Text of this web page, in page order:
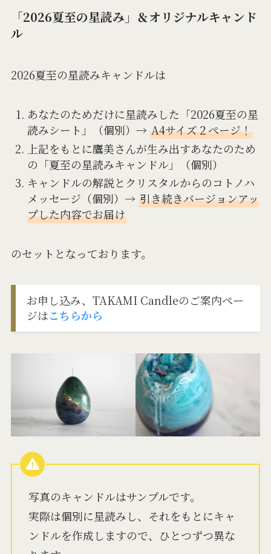
「2026夏至の星読み」＆オリジナルキャンド
ル
2026夏至の星読みキャンドルは
あなたのためだけに星読みした「2026夏至の星
読みシート」（個別）→ A4サイズ２ページ！
上記をもとに鷹美さんが生み出すあなたのため
の「夏至の星読みキャンドル」（個別）
キャンドルの解説とクリスタルからのコトノハ
メッセージ（個別）→ 引き続きバージョンアッ
プした内容でお届け
のセットとなっております。
お申し込み、TAKAMI Candleのご案内ペー
ジはこちらから
写真のキャンドルはサンプルです。
実際は個別に星読みし、それをもとにキャ
ンドルを作成しますので、ひとつずつ異な